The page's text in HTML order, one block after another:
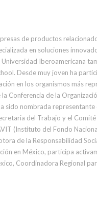
de productos
en soluciones
Iberoamericana
Desde muy joven ha
en los organismos más
Conferencia de la
del Trabajo y el
(Instituto del Fondo
de la Responsabilidad
en México, participa
Coordinadora Regional